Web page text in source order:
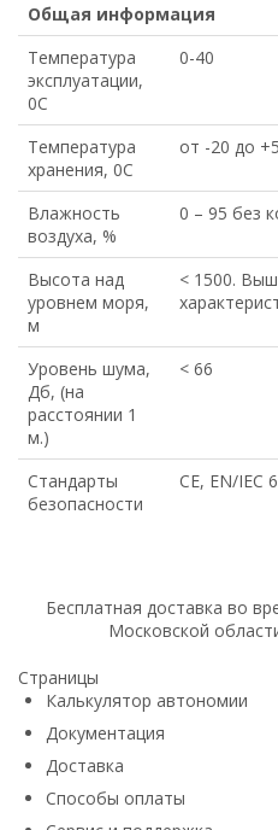
Общая информация
Температура
эксплуатации,
0С
0-40
Температура
хранения, 0С
от -20 до
Влажность
воздуха, %
0 – 95 без
Высота над
уровнем моря,
м
< 1500.
Уровень шума,
Дб, (на
расстоянии 1
м.)
< 66
Стандарты
безопасности
CE, EN/IEC
Бесплатная доставка во
Московской
Страницы
Калькулятор автономии
Документация
Доставка
Способы оплаты